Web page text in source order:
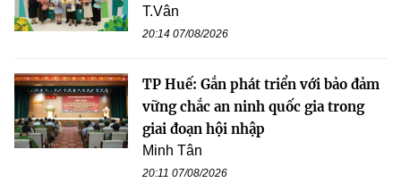
T.Vân
20:14 07/08/2026
TP Huế: Gắn phát triển với bảo đảm
vững chắc an ninh quốc gia trong
giai đoạn hội nhập
Minh Tân
20:11 07/08/2026